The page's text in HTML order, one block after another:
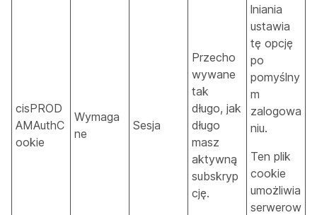
cisPROD
AMAuthC
ookie
Wymaga
ne
Sesja
Przecho
wywane
tak
długo, jak
długo
masz
aktywną
subskryp
cję.
lniania
ustawia
tę opcję
po
pomyślny
m
zalogowa
niu.
Ten plik
cookie
umożliwia
serwerow